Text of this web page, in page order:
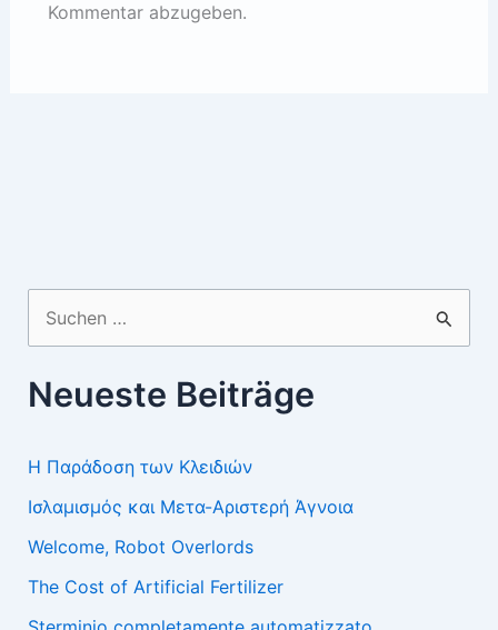
Kommentar abzugeben.
Suchen
nach:
Neueste Beiträge
Η Παράδοση των Κλειδιών
Ισλαμισμός και Μετα-Αριστερή Άγνοια
Welcome, Robot Overlords
The Cost of Artificial Fertilizer